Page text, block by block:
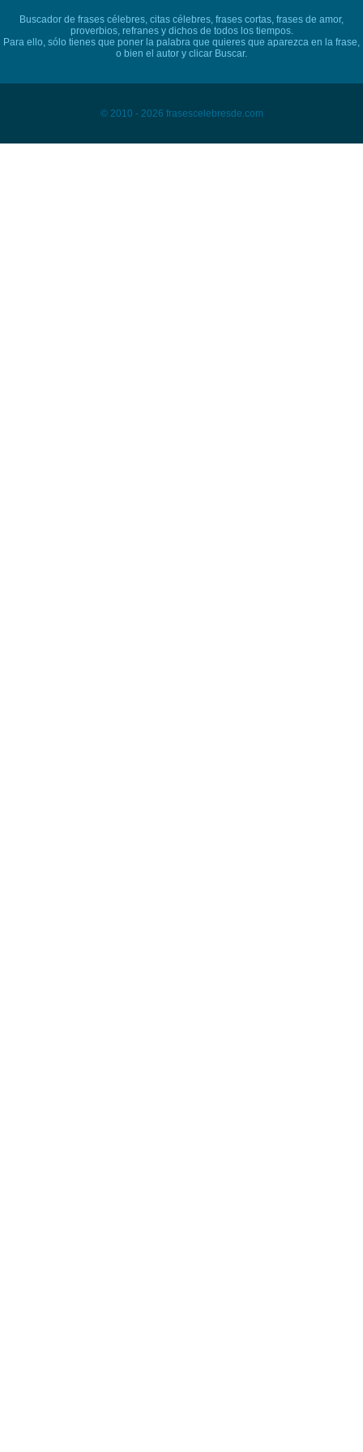
Buscador de frases célebres, citas célebres, frases cortas, frases de amor,
proverbios, refranes y dichos de todos los tiempos.
Para ello, sólo tienes que poner la palabra que quieres que aparezca en la frase,
o bien el autor y clicar Buscar.
© 2010 - 2026 frasescelebresde.com